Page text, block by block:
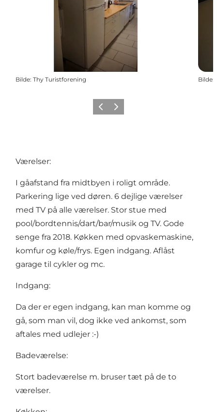
Bilde: Thy Turistforening Bilde:
ForrigeNeste
Værelser:
I gåafstand fra midtbyen i roligt område.
Parkering lige ved døren. 6 dejlige værelser
med TV på alle værelser. Stor stue med
pool/bordtennis/dart/bar/musik og TV. Gode
senge fra 2018. Køkken med opvaskemaskine,
komfur og køle/frys. Egen indgang. Aflåst
garage til cykler og mc.
Indgang:
Da der er egen indgang, kan man komme og
gå, som man vil, dog ikke ved ankomst, som
aftales med udlejer :-)
Badeværelse:
Stort badeværelse m. bruser tæt på de to
værelser.